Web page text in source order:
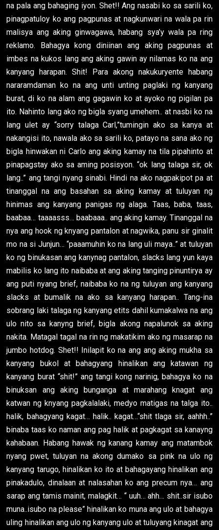
na pala ang bahaging iyon. Shet!! Ang nasabi ko sa sarili ko,
pinagpatuloy ko ang pagpunas at nagkunwari na wala pa rin
malisya ang aking ginwagawa, habang sya’y wala pa ring
reklamo. Bahagya kong diniinan ang aking pagpunas at
imbes na kukos lang ang aking gawin ay nilamas ko na ang
kanyang harapan. Shit! Para akong nakukuryente habang
nararamdaman ko na ang unti unting paglaki ng kanyang
burat, di ko na alam ang gagawin ko at ayoko ng pigilan pa
ito. Nahinto lang ako ng bigla syang umehem.. at nasbi ko na
lang ulet ay “sorry talaga Carl,”tumingin ako sa kanya at
nakangisi ito, nawala ako sa sarili ko, patayo na sana ako ng
bigla hinwakan ni Carlo ang aking kamay na tila pipahinto at
pinapagstay ako sa aming posisyon. “ok lang talaga sir, ok
lang..” ang tangi nyang sinabi. Hindi na ako nagpakipot pa at
tinanggal na ang basahan sa aking kamay at tuluyan ng
hinimas ang kanyang panigas ng alaga. Taas, baba, taas,
baabaa… taaaasss… baabaaa.. ang aking kamay. Tinanggal na
nya ang hook ng knyang pantalon at nagwika, panu sir ginalit
mo na si Junjun… “paaamuhin ko na lang uli maya..” at tuluyan
ko ng binukasan ang kanynag pantalon, slacks lang yun kaya
mabilis ko lang ito naibaba at ang aking tanging pinuntirya ay
ang puti nyang brief, naibaba ko na ng tuluyan ang kanyang
slacks at bumalik na ako sa kanyang harapan.. Tang-ina
sobrang laki talaga ng kanyang etits dahil kumakalwa na ang
ulo nito sa kanyng brief, bigla akong napalunok sa aking
nakita. Matagal tagal na rin ng makatikim ako ng masarap na
jumbo hotdog. Shet!! Inilapit ko na ang ang aking mukha sa
kanyang bukol at bahagyang hinalikan ang katawan ng
kanyang burat “shit!” ang tangi kong narinig, bahagya ko na
binuksan ang aking bunganga at marahang knagat ang
katwan ng knyang pagkalalaki, medyo matigas na talga ito..
halik, bahagyang kagat… halik.. kagat…“shit tlaga sir, aahhh..”
binaba taas ko naman ang pag halik at pagkagat sa kanayng
kahabaan. Habang hawak ng kanang kamay ang matambok
nyang pwet, tuluyan na akong dumako sa pink na ulo ng
kanyang tarugo, hinalikan ko ito at bahagayang hinalikan ang
pinakadulo, dinalaan at nalasahan ko ang precum nya… ang
sarap ang tamis mainit, malagkit… “ uuh… ahh… shit..sir isubo
muna..isubo na please” hinalikan ko muna ang ulo at bahagya
uling hinalikan ang ulo ng kanyang ulo at tuluyang kinagat ang